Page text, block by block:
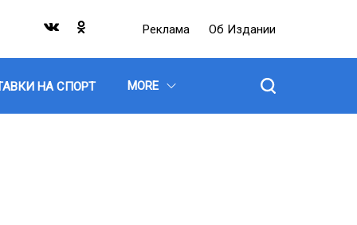
Реклама Об Издании
НА СПОРТ MORE